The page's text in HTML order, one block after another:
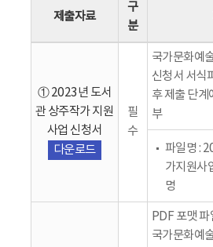
제출자료
구
분
① 2023년 도서
관 상주작가 지원
사업 신청서
다운로드
필
수
국가문화예
신청서 서식
후 제출 단계
부
파일명 :
가지원사
명
PDF 포맷 파
국가문화예